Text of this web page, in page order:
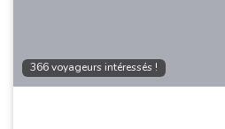
366 voyageurs intéressés !